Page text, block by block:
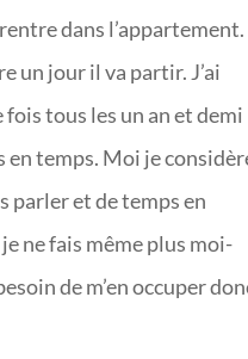
dans l’appartement.
un jour il va partir. J’ai
tous les un an et demi
en temps. Moi je
parler et de temps en
ne fais même plus moi-
de m’en occuper